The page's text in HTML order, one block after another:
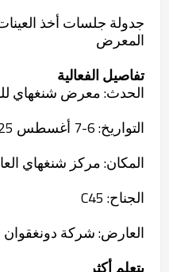
جدولة جلسات أخذ
المعرض
تفاصيل الفعالية
الحدث: معرض شنغهاي
التواريخ: 6-7 أغسطس 2025
المكان: مركز شنغهاي
الجناح: C45
العارض: شركة دونغقوان